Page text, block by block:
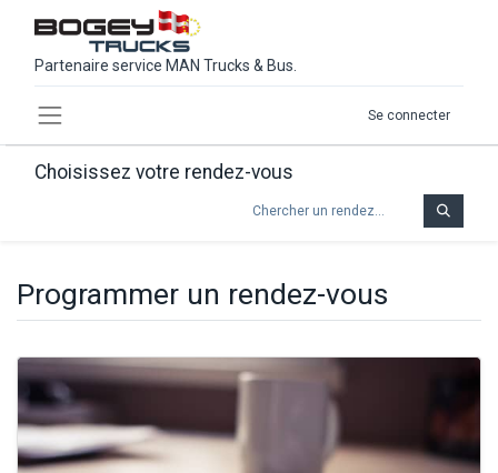
Partenaire service MAN Trucks & Bus.
Se connecter
Choisissez votre rendez-vous
Programmer un rendez-vous